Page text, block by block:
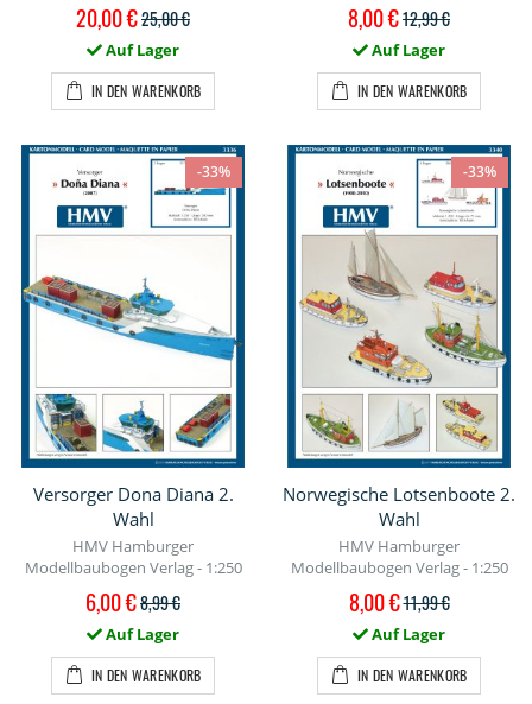
Sonderpreis
20,00 €25,00 €
Auf Lager
IN DEN WARENKORB
Sonderpreis
8,00 €12,99 €
Auf Lager
IN DEN WARENKORB
-33%
Versorger Dona Diana 2.
Wahl
HMV Hamburger
Modellbaubogen Verlag - 1:250
Sonderpreis
6,00 €8,99 €
Auf Lager
IN DEN WARENKORB
-33%
Norwegische Lotsenboote 2.
Wahl
HMV Hamburger
Modellbaubogen Verlag - 1:250
Sonderpreis
8,00 €11,99 €
Auf Lager
IN DEN WARENKORB